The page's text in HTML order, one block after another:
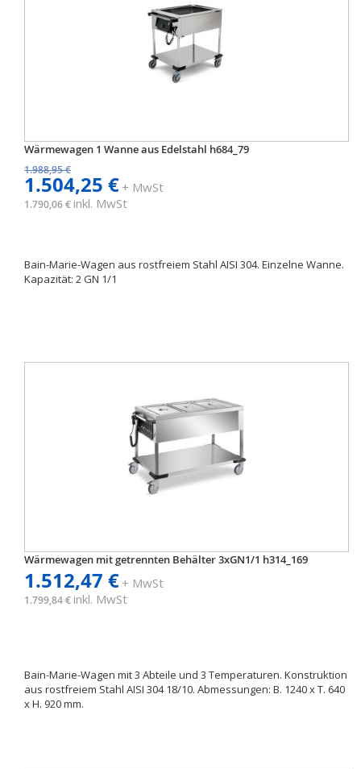
Wärmewagen 1 Wanne aus Edelstahl h684_79
1.988,95 €
1.504,25 €+ MwSt
1.790,06 € inkl. MwSt
Bain-Marie-Wagen aus rostfreiem Stahl AISI 304. Einzelne Wanne.
Kapazität: 2 GN 1/1
Wärmewagen mit getrennten Behälter 3xGN1/1 h314_169
1.512,47 €+ MwSt
1.799,84 € inkl. MwSt
Bain-Marie-Wagen mit 3 Abteile und 3 Temperaturen. Konstruktion
aus rostfreiem Stahl AISI 304 18/10. Abmessungen: B. 1240 x T. 640
x H. 920 mm.